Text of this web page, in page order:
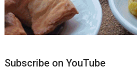
Subscribe on YouTube